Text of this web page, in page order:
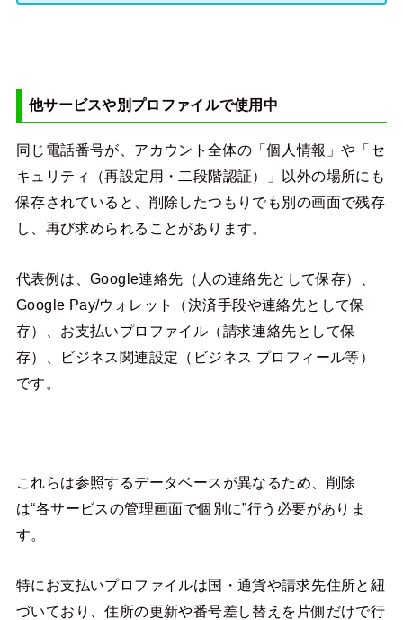
他サービスや別プロファイルで使用中
同じ電話番号が、アカウント全体の「個人情報」や「セ
キュリティ（再設定用・二段階認証）」以外の場所にも
保存されていると、削除したつもりでも別の画面で残存
し、再び求められることがあります。
代表例は、Google連絡先（人の連絡先として保存）、
Google Pay/ウォレット（決済手段や連絡先として保
存）、お支払いプロファイル（請求連絡先として保
存）、ビジネス関連設定（ビジネス プロフィール等）
です。
これらは参照するデータベースが異なるため、削除
は“各サービスの管理画面で個別に”行う必要がありま
す。
特にお支払いプロファイルは国・通貨や請求先住所と紐
づいており、住所の更新や番号差し替えを片側だけで行